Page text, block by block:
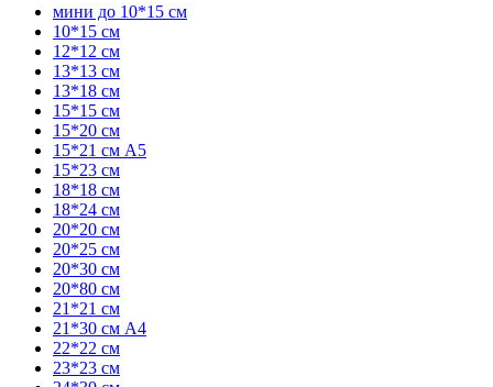
мини до 10*15 см
10*15 см
12*12 см
13*13 см
13*18 см
15*15 см
15*20 см
15*21 см А5
15*23 см
18*18 см
18*24 см
20*20 см
20*25 см
20*30 см
20*80 см
21*21 см
21*30 см А4
22*22 см
23*23 см